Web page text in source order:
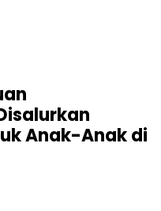
Anak-Anak di